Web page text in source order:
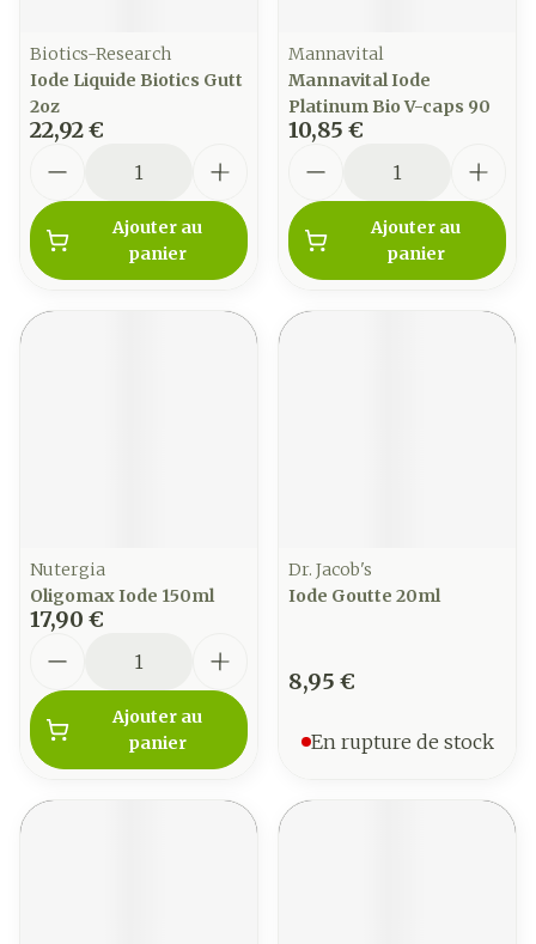
Biotics-Research
Iode Liquide Biotics Gutt
2oz
22,92 €
Ajouter au
panier
Mannavital
Mannavital Iode
Platinum Bio V-caps 90
10,85 €
Ajouter au
panier
Nutergia
Oligomax Iode 150ml
17,90 €
Ajouter au
panier
Dr. Jacob's
Iode Goutte 20ml
8,95 €
En rupture de stock